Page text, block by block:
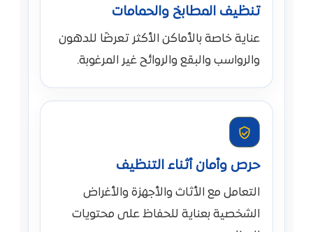
تنظيف المطابخ والحمامات
عناية خاصة بالأماكن الأكثر تعرضًا للدهون
والرواسب والبقع والروائح غير المرغوبة.
حرص وأمان أثناء التنظيف
التعامل مع الأثاث والأجهزة والأغراض
الشخصية بعناية للحفاظ على محتويات